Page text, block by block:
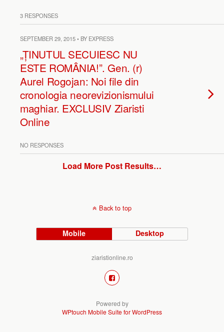
3 RESPONSES
SEPTEMBER 29, 2015 • BY EXPRESS
„ȚINUTUL SECUIESC NU
ESTE ROMÂNIA!”. Gen. (r)
Aurel Rogojan: Noi file din
cronologia neorevizionismului
maghiar. EXCLUSIV Ziaristi
Online
NO RESPONSES
Load More Post Results…
Back to top
Mobile Desktop
ziaristionline.ro
Powered by
WPtouch Mobile Suite for WordPress